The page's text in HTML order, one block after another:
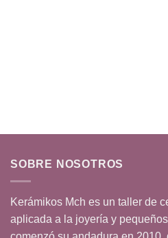
SOBRE NOSOTROS
Kerámikos Mch es un taller de
aplicada a la joyería y